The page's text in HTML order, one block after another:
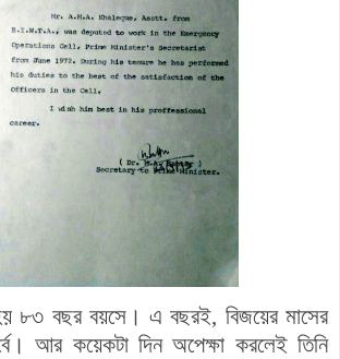
৮৩ বছর বয়সে। এ বছরই, বিজয়ের মাসের
আর কয়েকটা দিন অপেক্ষা করলেই তিনি